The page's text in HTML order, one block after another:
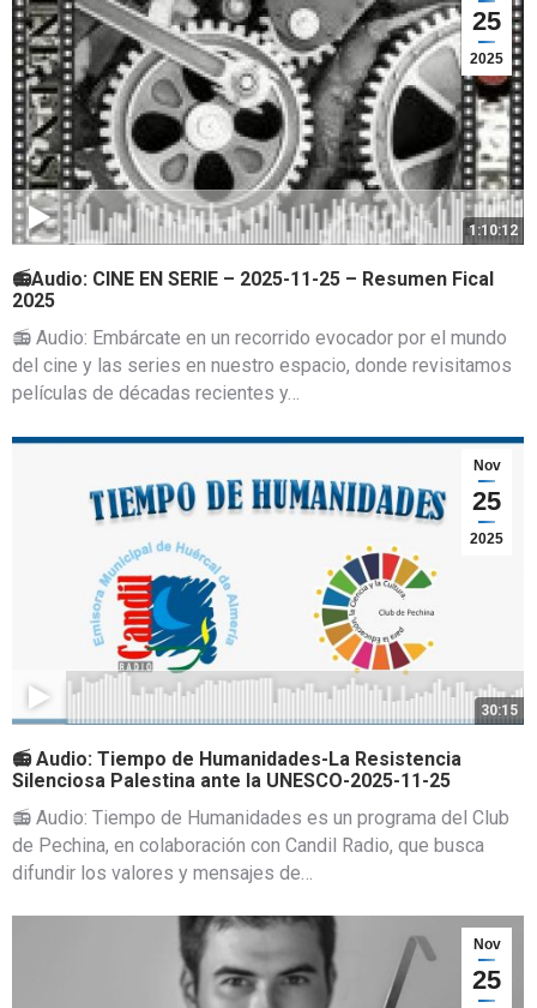
25
2025
1:10:12
📻Audio: CINE EN SERIE – 2025-11-25 – Resumen Fical
2025
📻 Audio: Embárcate en un recorrido evocador por el mundo
del cine y las series en nuestro espacio, donde revisitamos
películas de décadas recientes y…
Nov
25
2025
30:15
📻 Audio: Tiempo de Humanidades-La Resistencia
Silenciosa Palestina ante la UNESCO-2025-11-25
📻 Audio: Tiempo de Humanidades es un programa del Club
de Pechina, en colaboración con Candil Radio, que busca
difundir los valores y mensajes de…
Nov
25